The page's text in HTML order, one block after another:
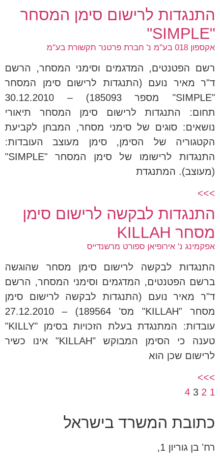
התנגדות לרישום סימן המסחר
"SIMPLE"
אקספון 018 בע"מ נ' חברת פרטנר תקשורת בע"מ
רשם הפטנטים, המדגמים וסימני המסחר, הרשם
ד"ר מאיר נועם (התנגדות לרישום סימן המסחר
"SIMPLE" מספר 185093) – 30.12.2010
תחום: התנגדות לרישום סימן המסחר תיאורי
נושאים: סוגים של סימני מסחר, המבחן לקביעת
הקטגוריה של הסימן, סימן מעוצב העובדות:
התנגדות לרישומו של סימן המסחר "SIMPLE"
(מעוצב). המתנגדת
>>>
התנגדות לבקשה לרישום סימן
מסחר KILLAH
אפקמינג נ' אירופיאן ספורט מרשנדייס
התנגדות לבקשה לרישום סימן מסחר שהוגשה
ברשם הפטנטים, המדגמים וסימני המסחר, הרשם
ד"ר מאיר נועם (התנגדות לבקשה לרישום סימן
מסחר "KILLAH" מס' 189564) – 27.12.2010
עובדות: המתנגדת בעלת הזכויות בסימן "KILLY"
טענה כי הסימן המבוקש "KILLAH" אינו כשיר
לרישום שכן הוא
>>>
1
2
3
4
כתובת המשרד בישראל
רח' בן גוריון 1,